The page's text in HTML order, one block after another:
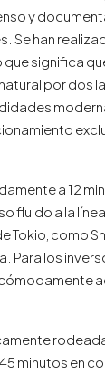
y
Se han
que significa
por dos
a 12
fluido a la
como
Para los
minutos en